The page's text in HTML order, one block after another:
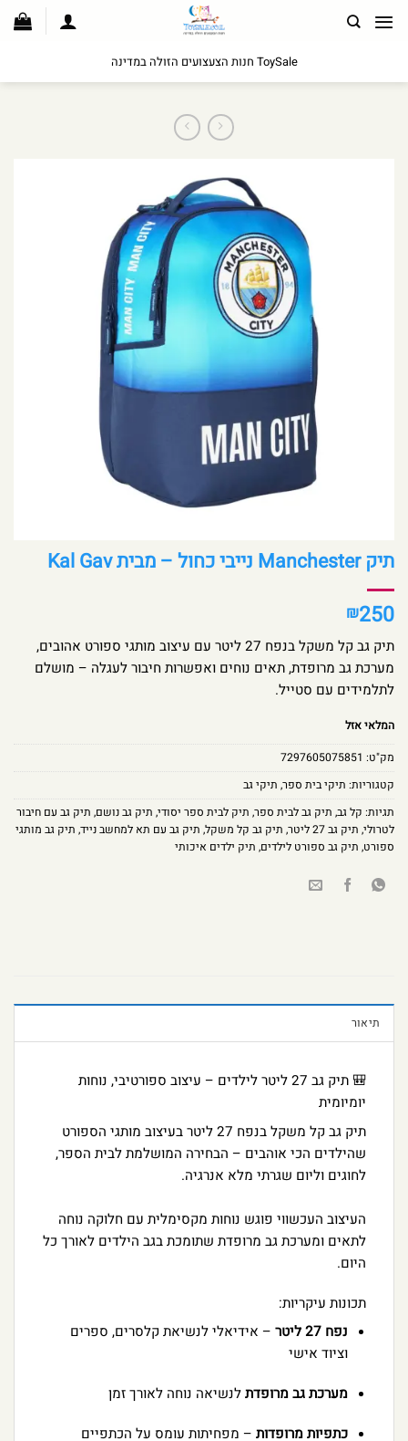
לתוכן
ToySale חנות הצעצועים הזולה במדינה
תיק Manchester נייבי כחול – מבית Kal Gav
₪250
תיק גב קל משקל בנפח 27 ליטר עם עיצוב מותגי ספורט אהובים,
מערכת גב מרופדת, תאים נוחים ואפשרות חיבור לעגלה – מושלם
לתלמידים עם סטייל.
המלאי אזל
מק"ט: 7297605075851
קטגוריות: תיקי בית ספר, תיקי גב
תגיות: קל גב, תיק גב לבית ספר, תיק לבית ספר יסודי, תיק גב נושם, תיק גב עם חיבור
לטרולי, תיק גב 27 ליטר , תיק גב קל משקל, תיק גב עם תא למחשב נייד, תיק גב מותגי
ספורט, תיק גב ספורט לילדים, תיק ילדים איכותי
תיאור
🎒 תיק גב 27 ליטר לילדים – עיצוב ספורטיבי, נוחות
יומיומית
תיק גב קל משקל בנפח 27 ליטר בעיצוב מותגי הספורט
שהילדים הכי אוהבים – הבחירה המושלמת לבית הספר,
לחוגים וליום שגרתי מלא אנרגיה.
העיצוב העכשווי פוגש נוחות מקסימלית עם חלוקה נוחה
לתאים ומערכת גב מרופדת שתומכת בגב הילדים לאורך כל
היום.
תכונות עיקריות:
נפח 27 ליטר
– אידיאלי לנשיאת קלסרים, ספרים
וציוד אישי
מערכת גב מרופדתלנשיאה נוחה לאורך זמן
כתפיות מרופדות– מפחיתות עומס על הכתפיים